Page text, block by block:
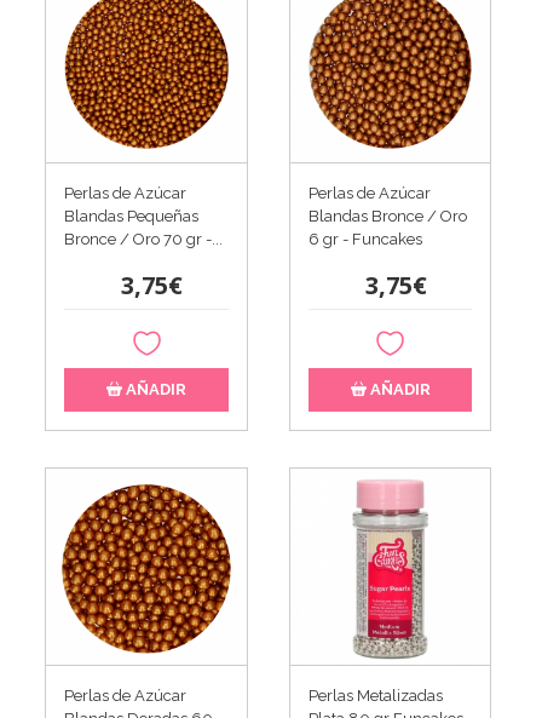
Perlas de Azúcar
Blandas Pequeñas
Bronce / Oro 70 gr -...
3,75€
AÑADIR
Perlas de Azúcar
Blandas Bronce / Oro
6 gr - Funcakes
3,75€
AÑADIR
Perlas de Azúcar
Perlas Metalizadas